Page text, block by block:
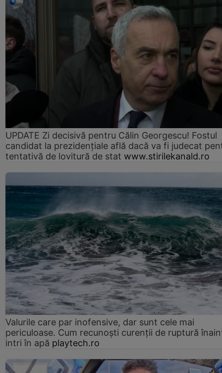
UPDATE Zi decisivă pentru Călin Georgescu! Fostul
candidat la prezidențiale află dacă va fi judecat
tentativă de lovitură de stat www.stirilekanald.ro
Valurile care par inofensive, dar sunt cele mai
periculoase. Cum recunoști curenții de ruptură
intri în apă playtech.ro